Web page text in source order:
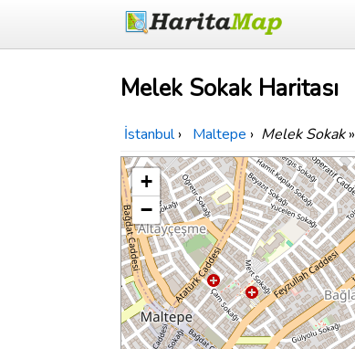
Melek Sokak Haritası
İstanbul › Maltepe › Melek Sokak»
+
−